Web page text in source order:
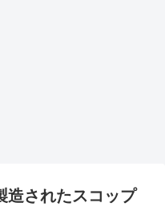
造されたスコップ